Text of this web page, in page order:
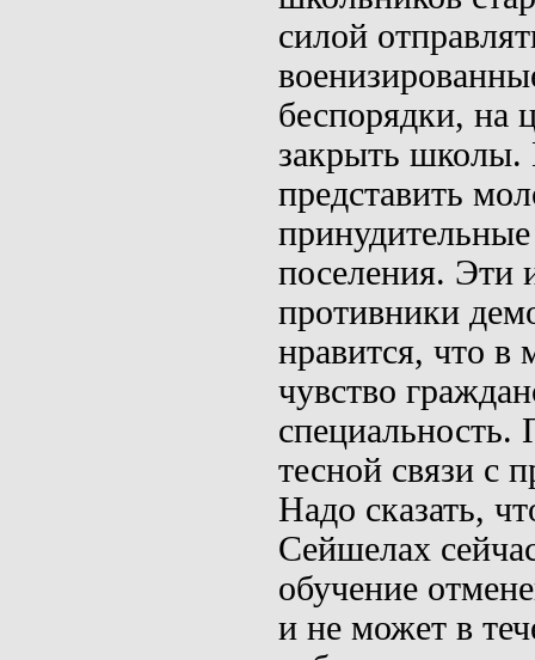
силой
беспорядки, на
закрыть школы.
представить
поселения. Эти
противники
нравится, что в
чувство
специальность.
тесной связи с
Надо сказать,
Сейшелах
обучение
и не может в